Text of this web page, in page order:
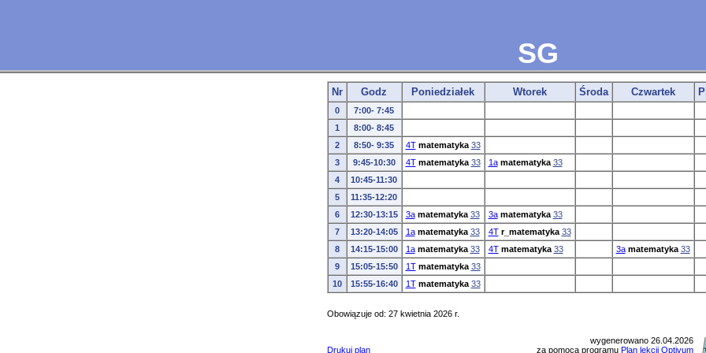
SG
Nr Godz Poniedziałek Wtorek Środa Czwartek
0
7:00- 7:45
1
8:00- 8:45
2
8:50- 9:35 4T matematyka 33
3
9:45-10:30 4T matematyka 33 1a matematyka 33
4
10:45-11:30
5
11:35-12:20
6
12:30-13:15 3a matematyka 33 3a matematyka 33
7
13:20-14:05 1a matematyka 33 4T r_matematyka 33
8
14:15-15:00 1a matematyka 33 4T matematyka 33 3a matematyka 33
9
15:05-15:50 1T matematyka 33
10
15:55-16:40 1T matematyka 33
Obowiązuje od: 27 kwietnia 2026 r.
Drukuj plan
wygenerowano 26.04.2026
za pomocą programu Plan lekcji Optivum